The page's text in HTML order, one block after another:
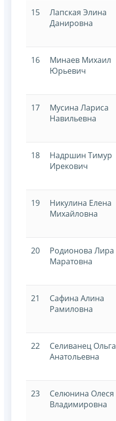
15
Лапская Элина
Данировна
16
Минаев Михаил
Юрьевич
17
Мусина Лариса
Навильевна
18
Надршин Тимур
Ирекович
19
Никулина Елена
Михайловна
20
Родионова Лира
Маратовна
21
Сафина Алина
Рамиловна
22
Селиванец Ольга
Анатольевна
23
Селюнина Олеся
Владимировна